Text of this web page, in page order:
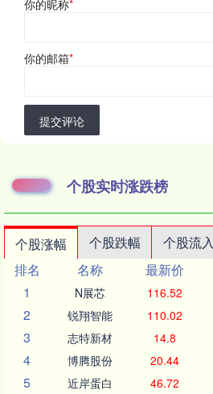
你的昵称*
你的邮箱*
提交评论
个股实时涨跌榜
个股涨幅 个股跌幅 个股流入
排名
名称 最新价
1
N展芯 116.52
2 锐翔智能 110.02
3 志特新材 14.8
4 博腾股份 20.44
5 近岸蛋白 46.72